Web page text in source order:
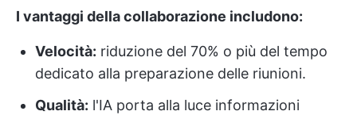
I vantaggi della collaborazione includono:
Velocità: riduzione del 70% o più del tempo
dedicato alla preparazione delle riunioni.
Qualità: l'IA porta alla luce informazioni